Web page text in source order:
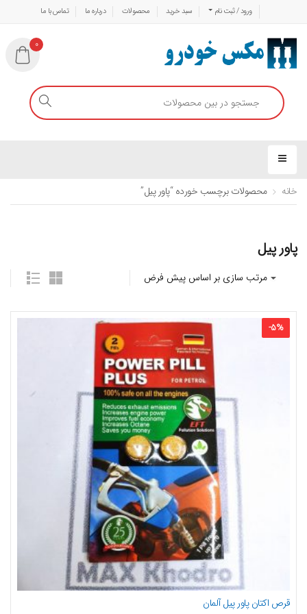
ورود / ثبت نام سبد خرید محصولات درباره ما تماس با ما
0
خانه محصولات برچسب خورده “پاور پیل”
پاور پیل
-5%
قرص اکتان پاور پیل آلمان